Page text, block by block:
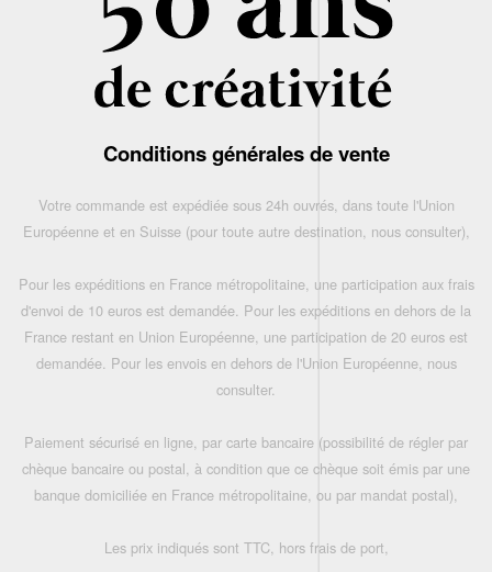
Conditions générales de vente
Votre commande est expédiée sous 24h ouvrés, dans toute l'Union
Européenne et en Suisse (pour toute autre destination, nous consulter),
Pour les expéditions en France métropolitaine, une participation aux frais
d'envoi de 10 euros est demandée. Pour les expéditions en dehors de la
France restant en Union Européenne, une participation de 20 euros est
demandée. Pour les envois en dehors de l'Union Européenne, nous
consulter.
Paiement sécurisé en ligne, par carte bancaire (possibilité de régler par
chèque bancaire ou postal, à condition que ce chèque soit émis par une
banque domiciliée en France métropolitaine, ou par mandat postal),
Les prix indiqués sont TTC, hors frais de port,